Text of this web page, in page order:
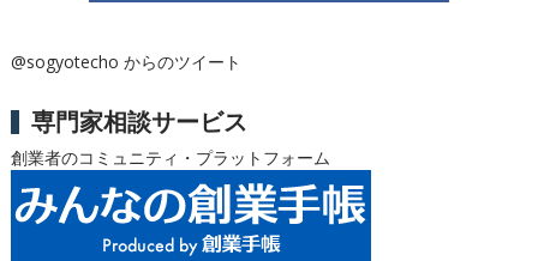
@sogyotecho からのツイート
専門家相談サービス
創業者のコミュニティ・プラットフォーム